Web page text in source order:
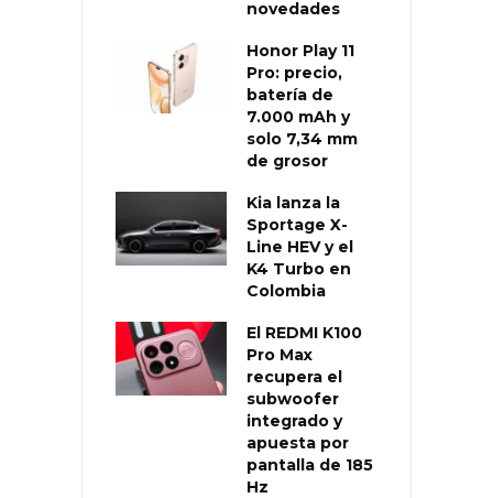
novedades
Honor Play 11
Pro: precio,
batería de
7.000 mAh y
solo 7,34 mm
de grosor
Kia lanza la
Sportage X-
Line HEV y el
K4 Turbo en
Colombia
El REDMI K100
Pro Max
recupera el
subwoofer
integrado y
apuesta por
pantalla de 185
Hz